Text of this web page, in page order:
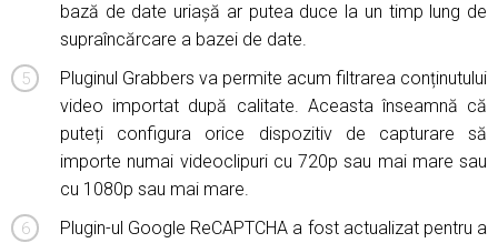
bază de date uriașă ar putea duce la un timp lung de
supraîncărcare a bazei de date.
Pluginul Grabbers va permite acum filtrarea conținutului
video importat după calitate. Aceasta înseamnă că
puteți configura orice dispozitiv de capturare să
importe numai videoclipuri cu 720p sau mai mare sau
cu 1080p sau mai mare.
Plugin-ul Google ReCAPTCHA a fost actualizat pentru a